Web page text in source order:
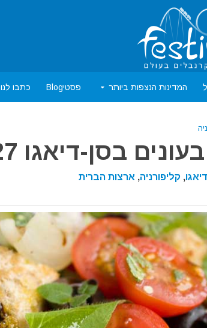
המדינות הנצפות ביותר פסטיBlog כתבו לנו
בסן-דיאגו 2027
, קליפורניה, ארצות הברית